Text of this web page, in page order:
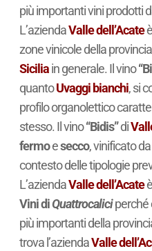
più importanti vini prodotti
L’aziendaValle dell’Acate
zone vinicole della
Siciliain generale. Il vino
quantoUvaggi bianchi, si
profilo organolettico
stesso. Il vino“Bidis”di
fermoesecco, vinificato
contesto delle tipologie
L’aziendaValle dell’Acate
Vini diQuattrocaliciperché
più importanti della
trova l’aziendaValle